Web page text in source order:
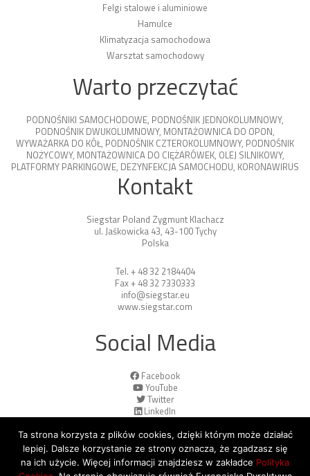
Felgi stalowe i aluminiowe
Hamulce
Klimatyzacja samochodowa
Warsztat samochodowy
Warto przeczytać
PODNOŚNIKI SAMOCHODOWE, PODNOŚNIK JEDNOKOLUMNOWY,
PODNOŚNIK DWUKOLUMNOWY, MONTAŻOWNICA DO OPON,
WYWAŻARKA DO KÓŁ, PODNOŚNIK CZTEROKOLUMNOWY, PODNOŚNIK
NOŻYCOWY, MONTAŻOWNICA DO CIĘŻARÓWEK, OLEJ SILNIKOWY,
PLATFORMY PARKINGOWE, DEZYNFEKCJA SAMOCHODU, KORONAWIRUS
Kontakt
Siegstar Poland Zygmunt Klachacz
ul. Jaśkowicka 43, 43-100 Tychy
Polska
Tel. + 48 32 2184404
Fax + 48 32 7330333
info@siegstar.eu
www.siegstar.com
Social Media
Facebook
YouTube
Twitter
LinkedIn
Ta strona korzysta z plików cookies, dzięki którym może działać
lepiej. Dalsze korzystanie ze strony oznacza, że zgadzasz się
na ich użycie. Więcej informacji znajdziesz w zakładce Polityka